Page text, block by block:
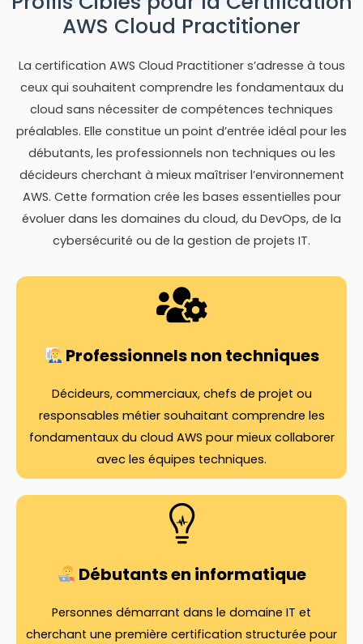
AWS Cloud Practitioner
La certification AWS Cloud Practitioner s’adresse à tous
ceux qui souhaitent comprendre les fondamentaux du
cloud sans nécessiter de compétences techniques
préalables. Elle constitue un point d’entrée idéal pour les
débutants, les professionnels non techniques ou les
décideurs cherchant à mieux maîtriser l’environnement
AWS. Cette formation crée les bases essentielles pour
évoluer dans les domaines du cloud, du DevOps, de la
cybersécurité ou de la gestion de projets IT.
Professionnels non techniques
Décideurs, commerciaux, chefs de projet ou
responsables métier souhaitant comprendre les
fondamentaux du cloud AWS pour mieux collaborer
avec les équipes techniques.
Débutants en informatique
Personnes démarrant dans le domaine IT et
cherchant une première certification structurée pour